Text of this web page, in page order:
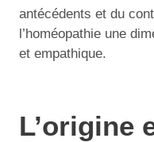
antécédents et du
l’homéopathie une
et empathique.
L’origine